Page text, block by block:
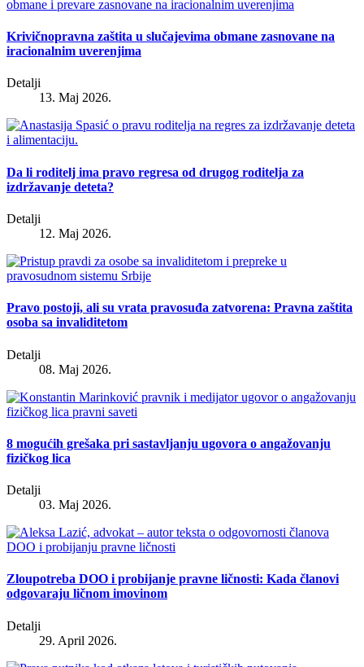
Krivičnopravna zaštita u slučajevima obmane zasnovane na
iracionalnim uverenjima
Detalji
13. Maj 2026.
Da li roditelj ima pravo regresa od drugog roditelja za
izdržavanje deteta?
Detalji
12. Maj 2026.
Pravo postoji, ali su vrata pravosuđa zatvorena: Pravna zaštita
osoba sa invaliditetom
Detalji
08. Maj 2026.
8 mogućih grešaka pri sastavljanju ugovora o angažovanju
fizičkog lica
Detalji
03. Maj 2026.
Zloupotreba DOO i probijanje pravne ličnosti: Kada članovi
odgovaraju ličnom imovinom
Detalji
29. April 2026.